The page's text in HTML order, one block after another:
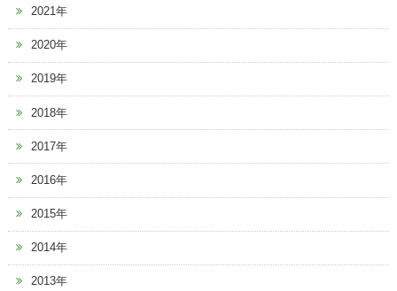
2021年
2020年
2019年
2018年
2017年
2016年
2015年
2014年
2013年